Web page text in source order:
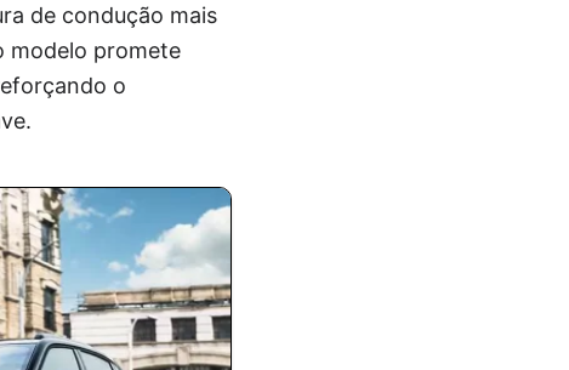
de condução mais
modelo promete
o